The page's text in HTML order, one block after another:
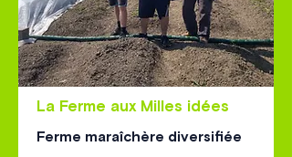
La Ferme aux Milles idées
Ferme maraîchère diversifiée